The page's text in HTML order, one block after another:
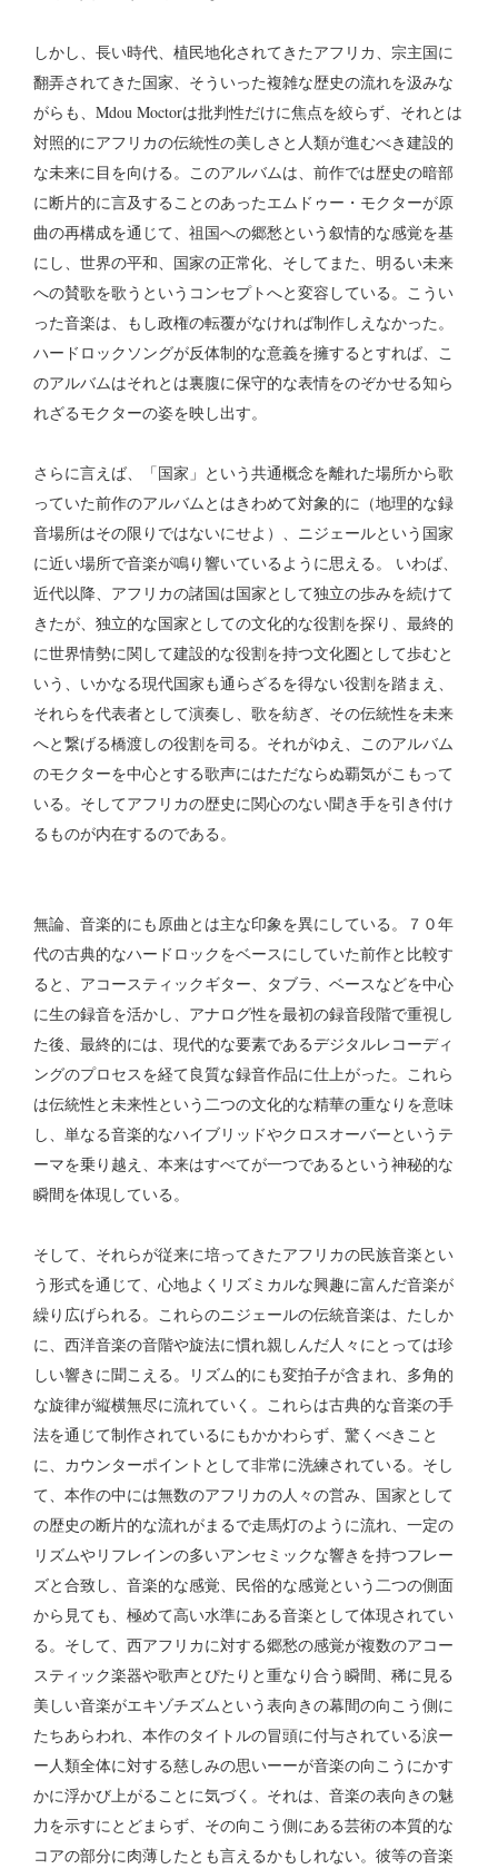
しかし、長い時代、植民地化されてきたアフリカ、宗主国に
翻弄されてきた国家、そういった複雑な歴史の流れを汲みな
がらも、Mdou Moctorは批判性だけに焦点を絞らず、それとは
対照的にアフリカの伝統性の美しさと人類が進むべき建設的
な未来に目を向ける。このアルバムは、前作では歴史の暗部
に断片的に言及することのあったエムドゥー・モクターが原
曲の再構成を通じて、祖国への郷愁という叙情的な感覚を基
にし、世界の平和、国家の正常化、そしてまた、明るい未来
への賛歌を歌うというコンセプトへと変容している。こうい
った音楽は、もし政権の転覆がなければ制作しえなかった。
ハードロックソングが反体制的な意義を擁するとすれば、こ
のアルバムはそれとは裏腹に保守的な表情をのぞかせる知ら
れざるモクターの姿を映し出す。
さらに言えば、「国家」という共通概念を離れた場所から歌
っていた前作のアルバムとはきわめて対象的に（地理的な録
音場所はその限りではないにせよ）、ニジェールという国家
に近い場所で音楽が鳴り響いているように思える。 いわば、
近代以降、アフリカの諸国は国家として独立の歩みを続けて
きたが、独立的な国家としての文化的な役割を探り、最終的
に世界情勢に関して建設的な役割を持つ文化圏として歩むと
いう、いかなる現代国家も通らざるを得ない役割を踏まえ、
それらを代表者として演奏し、歌を紡ぎ、その伝統性を未来
へと繋げる橋渡しの役割を司る。それがゆえ、このアルバム
のモクターを中心とする歌声にはただならぬ覇気がこもって
いる。そしてアフリカの歴史に関心のない聞き手を引き付け
るものが内在するのである。
無論、音楽的にも原曲とは主な印象を異にしている。７０年
代の古典的なハードロックをベースにしていた前作と比較す
ると、アコースティックギター、タブラ、ベースなどを中心
に生の録音を活かし、アナログ性を最初の録音段階で重視し
た後、最終的には、現代的な要素であるデジタルレコーディ
ングのプロセスを経て良質な録音作品に仕上がった。これら
は伝統性と未来性という二つの文化的な精華の重なりを意味
し、単なる音楽的なハイブリッドやクロスオーバーというテ
ーマを乗り越え、本来はすべてが一つであるという神秘的な
瞬間を体現している。
そして、それらが従来に培ってきたアフリカの民族音楽とい
う形式を通じて、心地よくリズミカルな興趣に富んだ音楽が
繰り広げられる。これらのニジェールの伝統音楽は、たしか
に、西洋音楽の音階や旋法に慣れ親しんだ人々にとっては珍
しい響きに聞こえる。リズム的にも変拍子が含まれ、多角的
な旋律が縦横無尽に流れていく。これらは古典的な音楽の手
法を通じて制作されているにもかかわらず、驚くべきこと
に、カウンターポイントとして非常に洗練されている。そし
て、本作の中には無数のアフリカの人々の営み、国家として
の歴史の断片的な流れがまるで走馬灯のように流れ、一定の
リズムやリフレインの多いアンセミックな響きを持つフレー
ズと合致し、音楽的な感覚、民俗的な感覚という二つの側面
から見ても、極めて高い水準にある音楽として体現されてい
る。そして、西アフリカに対する郷愁の感覚が複数のアコー
スティック楽器や歌声とぴたりと重なり合う瞬間、稀に見る
美しい音楽がエキゾチズムという表向きの幕間の向こう側に
たちあらわれ、本作のタイトルの冒頭に付与されている涙ー
ー人類全体に対する慈しみの思いーーが音楽の向こうにかす
かに浮かび上がることに気づく。それは、音楽の表向きの魅
力を示すにとどまらず、その向こう側にある芸術の本質的な
コアの部分に肉薄したとも言えるかもしれない。彼等の音楽